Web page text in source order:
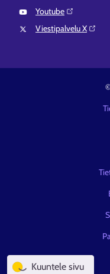
Youtube⁠
Viestipalvelu X⁠
Kuuntele sivu